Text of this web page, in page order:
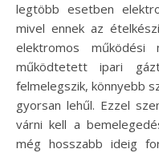
legtöbb esetben
mivel ennek az
elektromos működési
működtetett ipari
felmelegszik, könnyebb
gyorsan lehűl. Ezzel
várni kell a
még hosszabb ideig